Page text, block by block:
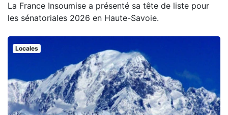
La France Insoumise a présenté sa tête de liste pour
les sénatoriales 2026 en Haute-Savoie.
Locales